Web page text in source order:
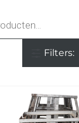
Filters: